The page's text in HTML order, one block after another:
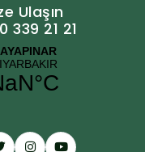
Ulaşın
339 21 21